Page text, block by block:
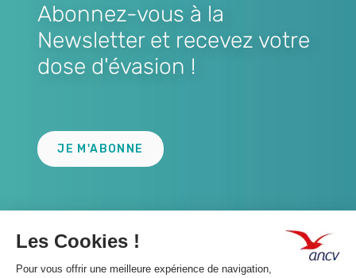
Abonnez-vous à la
Newsletter et recevez votre
dose d'évasion !
JE M'ABONNE